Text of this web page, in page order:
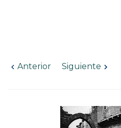
Anterior Siguiente